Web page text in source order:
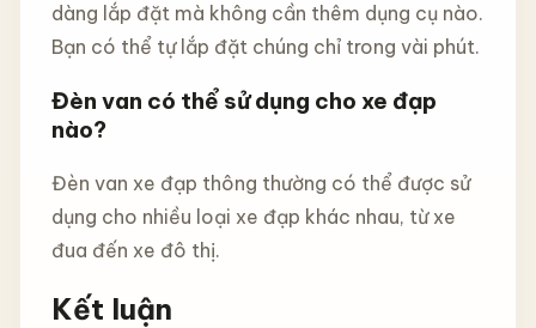
dàng lắp đặt mà không cần thêm dụng cụ nào.
Bạn có thể tự lắp đặt chúng chỉ trong vài phút.
Đèn van có thể sử dụng cho xe đạp
nào?
Đèn van xe đạp thông thường có thể được sử
dụng cho nhiều loại xe đạp khác nhau, từ xe
đua đến xe đô thị.
Kết luận